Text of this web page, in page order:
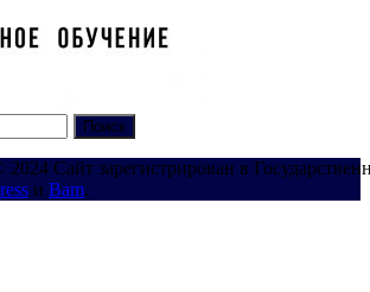
2024 Сайт зарегистрирован в
и Bam.